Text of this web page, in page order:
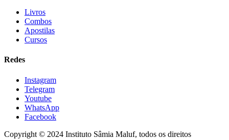
Livros
Combos
Apostilas
Cursos
Redes
Instagram
Telegram
Youtube
WhatsApp
Facebook
Copyright © 2024 Instituto Sâmia Maluf, todos os direitos